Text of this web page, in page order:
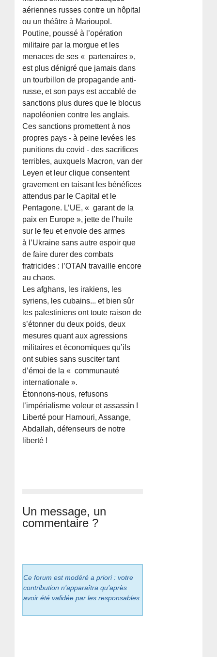
aériennes russes contre un hôpital
ou un théâtre à Marioupol.
Poutine, poussé à l’opération
militaire par la morgue et les
menaces de ses « partenaires »,
est plus dénigré que jamais dans
un tourbillon de propagande anti-
russe, et son pays est accablé de
sanctions plus dures que le blocus
napoléonien contre les anglais.
Ces sanctions promettent à nos
propres pays - à peine levées les
punitions du covid - des sacrifices
terribles, auxquels Macron, van der
Leyen et leur clique consentent
gravement en taisant les bénéfices
attendus par le Capital et le
Pentagone. L’UE, « garant de la
paix en Europe », jette de l’huile
sur le feu et envoie des armes
à l’Ukraine sans autre espoir que
de faire durer des combats
fratricides : l’OTAN travaille encore
au chaos.
Les afghans, les irakiens, les
syriens, les cubains... et bien sûr
les palestiniens ont toute raison de
s’étonner du deux poids, deux
mesures quant aux agressions
militaires et économiques qu’ils
ont subies sans susciter tant
d’émoi de la « communauté
internationale ».
Étonnons-nous, refusons
l’impérialisme voleur et assassin !
Liberté pour Hamouri, Assange,
Abdallah, défenseurs de notre
liberté !
Un message, un
commentaire ?
Ce forum est modéré a priori : votre
contribution n’apparaîtra qu’après
avoir été validée par les responsables.